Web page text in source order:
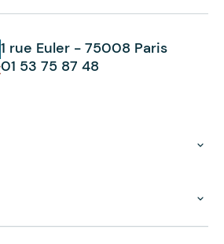
1 rue Euler - 75008 Paris
01 53 75 87 48